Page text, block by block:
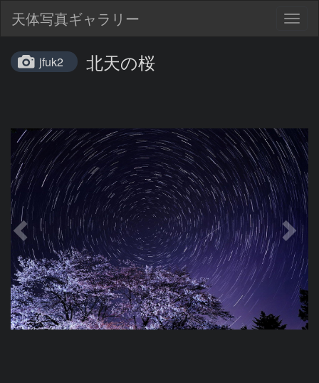
天体写真ギャラリー
jfuk2 北天の桜